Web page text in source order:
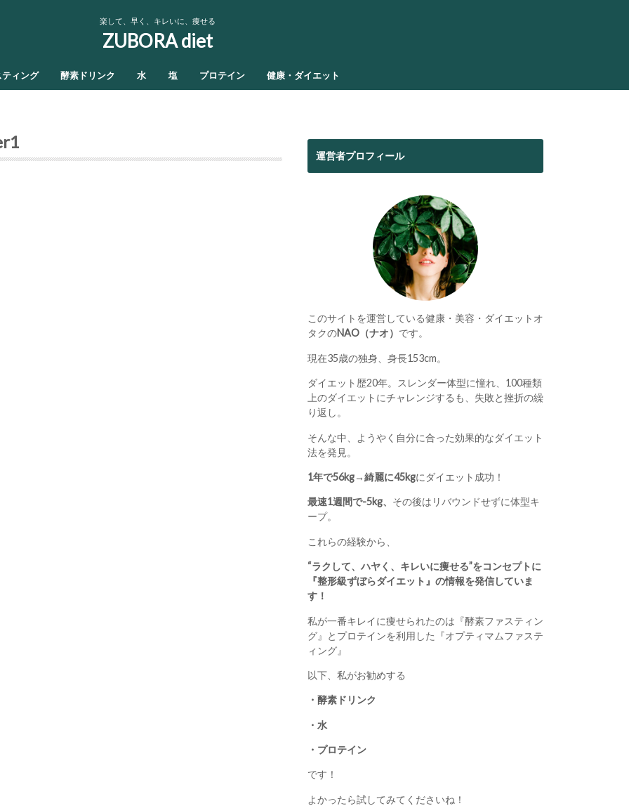
楽して、早く、キレいに、痩せる
ZUBORA diet
ティング 酵素ドリンク 水 塩 プロテイン 健康・ダイエット
運営者プロフィール
このサイトを運営している健康・美容・ダイエットオ
タクのNAO（ナオ） です。
現在35歳の独身、身長153cm。
ダイエット歴20年。スレンダー体型に憧れ、100種類
上のダイエットにチャレンジするも、失敗と挫折の繰
り返し。
そんな中、ようやく自分に合った効果的なダイエット
法を発見。
1年で56kg→綺麗に45kgにダイエット成功！
最速1週間で-5kg、 その後はリバウンドせずに体型キ
ープ。
これらの経験から、
“ラクして、ハヤく、キレいに痩せる”をコンセプトに
『整形級ずぼらダイエット』の情報を発信していま
す！
私が一番キレイに痩せられたのは『酵素ファスティン
グ』とプロテインを利用した『オプティマムファステ
ィング』
以下、私がお勧めする
・酵素ドリンク
・水
・プロテイン
です！
よかったら試してみてくださいね！